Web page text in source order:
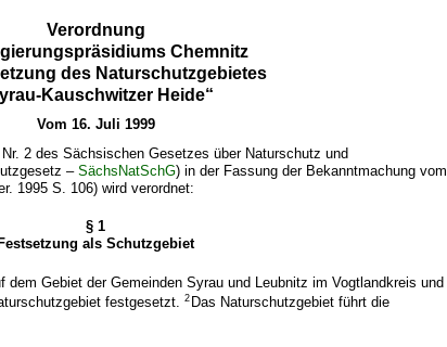
Verordnung
Chemnitz
des Naturschutzgebietes
Kauschwitzer Heide“
Vom 16. Juli 1999
2 des Sächsischen Gesetzes über Naturschutz und
–SächsNatSchG) in der Fassung der Bekanntmachung vom
1995 S. 106) wird verordnet:
§ 1
als Schutzgebiet
dem Gebiet der Gemeinden Syrau und Leubnitz im Vogtlandkreis und
festgesetzt.2 Das Naturschutzgebiet führt die